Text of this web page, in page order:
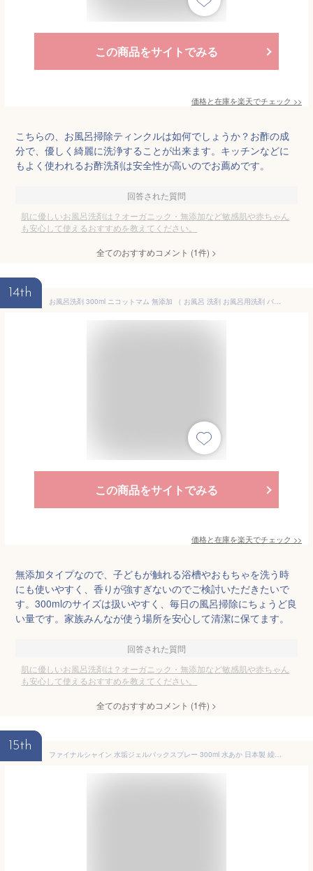
この商品をサイトでみる
価格と在庫を楽天でチェック >>
こちらの、お風呂掃除ティンクルは如何でしょうか？お酢の成
分で、優しく綺麗に洗浄することが出来ます。キッチンなどに
もよく使われるお酢洗剤は安全性が高いのでお薦めです。
回答された質問
肌に優しいお風呂洗剤は？オーガニック・無添加など敏感肌や赤ちゃん
も安心して使えるおすすめを教えてください。
全てのおすすめコメント (1件) >
14th
お風呂洗剤 300ml ニコットマム 無添加 （ お風呂 洗剤 お風呂用洗剤 バス用 お風呂掃除 石鹸カス 水あか 自然派 掃除 風呂 湯垢 水垢 風呂洗剤 汚れ 落とす 水アカ 石けんカス ヌメリ 浴室 浴槽 壁 蛇口 湯あか おしゃれ ） 【39ショップ】
この商品をサイトでみる
価格と在庫を楽天でチェック >>
無添加タイプなので、子どもが触れる浴槽やおもちゃを洗う時
にも使いやすく、香りが強すぎないのでご検討いただきたいで
す。300mlのサイズは扱いやすく、毎日の風呂掃除にちょうど良
い量です。家族みんなが使う場所を安心して清潔に保てます。
回答された質問
肌に優しいお風呂洗剤は？オーガニック・無添加など敏感肌や赤ちゃん
も安心して使えるおすすめを教えてください。
全てのおすすめコメント (1件) >
15th
ファイナルシャイン 水垢ジェルパックスプレー 300ml 水あか 日本製 繰り返し浮き出る白い水垢汚れに 風呂掃除 洗剤 水あか用 ジェルパ